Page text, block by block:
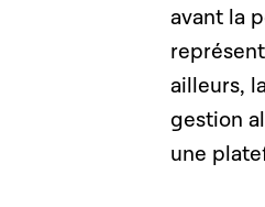
avant la
ailleurs,
gestion
une